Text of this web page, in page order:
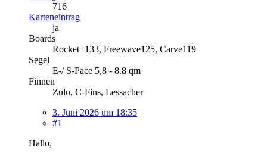
716
Karteneintrag
ja
Boards
Rocket+133, Freewave125, Carve119
Segel
E-/ S-Pace 5,8 - 8.8 qm
Finnen
Zulu, C-Fins, Lessacher
3. Juni 2026 um 18:35
#1
Hallo,